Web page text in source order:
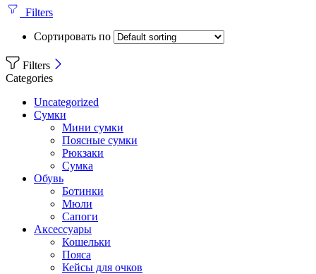
Filters
Сортировать по
Filters
Categories
Uncategorized
Сумки
Мини сумки
Поясные сумки
Рюкзаки
Сумка
Обувь
Ботинки
Мюли
Сапоги
Аксессуары
Кошельки
Пояса
Кейсы для очков